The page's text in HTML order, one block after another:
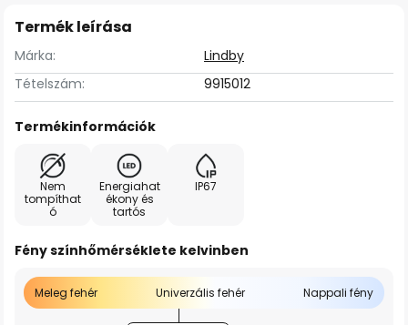
Termék leírása
Márka:
Lindby
Tételszám:
9915012
Termékinformációk
Nem
tompíthat
ó
Energiahat
ékony és
tartós
IP67
Fény színhőmérséklete kelvinben
Meleg fehér Univerzális fehér Nappali fény